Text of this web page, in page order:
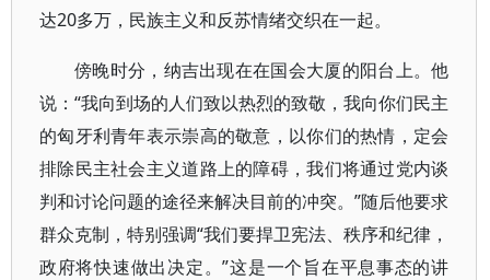
达20多万，民族主义和反苏情绪交织在一起。
傍晚时分，纳吉出现在在国会大厦的阳台上。他
说：“我向到场的人们致以热烈的致敬，我向你们民主
的匈牙利青年表示崇高的敬意，以你们的热情，定会
排除民主社会主义道路上的障碍，我们将通过党内谈
判和讨论问题的途径来解决目前的冲突。”随后他要求
群众克制，特别强调“我们要捍卫宪法、秩序和纪律，
政府将快速做出决定。”这是一个旨在平息事态的讲